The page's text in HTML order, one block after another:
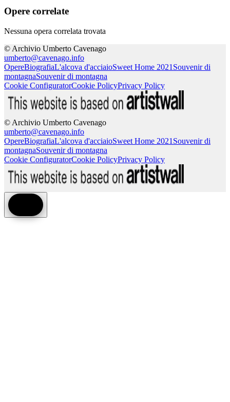
Opere correlate
Nessuna opera correlata trovata
© Archivio Umberto Cavenago
umberto@cavenago.info
OpereBiografiaL'alcova d'acciaioSweet Home 2021 Souvenir di
montagnaSouvenir di montagna
Cookie ConfiguratorCookie PolicyPrivacy Policy
© Archivio Umberto Cavenago
umberto@cavenago.info
OpereBiografiaL'alcova d'acciaioSweet Home 2021 Souvenir di
montagnaSouvenir di montagna
Cookie ConfiguratorCookie PolicyPrivacy Policy